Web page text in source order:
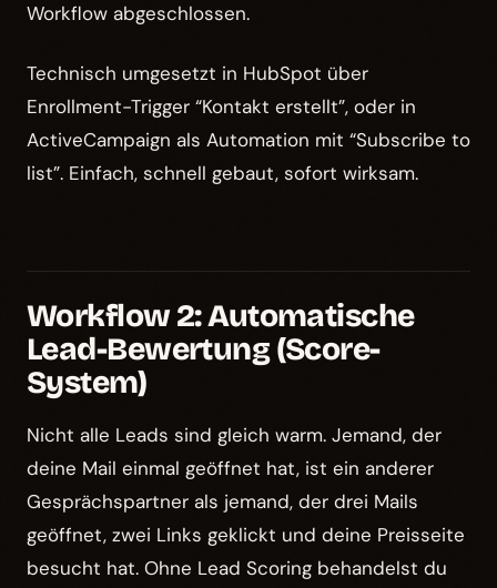
Workflow abgeschlossen.
Technisch umgesetzt in HubSpot über
Enrollment-Trigger “Kontakt erstellt”, oder in
ActiveCampaign als Automation mit “Subscribe to
list”. Einfach, schnell gebaut, sofort wirksam.
Workflow 2: Automatische
Lead-Bewertung (Score-
System)
Nicht alle Leads sind gleich warm. Jemand, der
deine Mail einmal geöffnet hat, ist ein anderer
Gesprächspartner als jemand, der drei Mails
geöffnet, zwei Links geklickt und deine Preisseite
besucht hat. Ohne Lead Scoring behandelst du